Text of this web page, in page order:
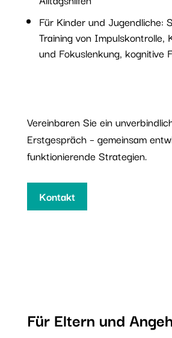
Für Kinder und Jugendliche:
Training von Impulskontrolle,
und Fokuslenkung, kognitive
Vereinbaren Sie ein
Erstgespräch – gemeinsam
funktionierende Strategien.
Kontakt
Für Eltern und